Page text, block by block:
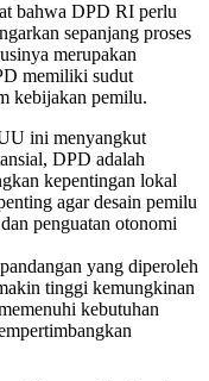
bahwa DPD RI perlu
sepanjang proses
merupakan
memiliki sudut
kebijakan pemilu.
ini menyangkut
DPD adalah
kepentingan lokal
agar desain pemilu
penguatan otonomi
yang diperoleh
tinggi kemungkinan
kebutuhan